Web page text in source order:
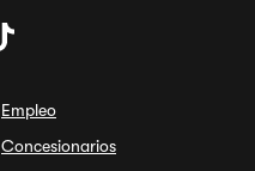
Empleo
Concesionarios